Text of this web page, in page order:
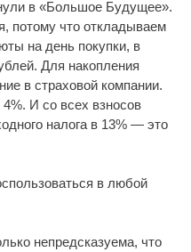
в «Большое Будущее».
потому что откладываем
на день покупки, в
Для накопления
в страховой компании.
И со всех взносов
налога в 13% — это
в любой
непредсказуема, что